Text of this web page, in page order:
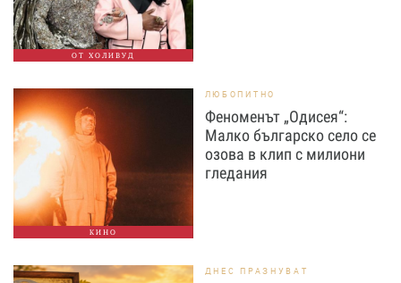
ОТ ХОЛИВУД
КИНО
ЛЮБОПИТНО
Феноменът „Одисея“:
Малко българско село се
озова в клип с милиони
гледания
ДНЕС ПРАЗНУВАТ